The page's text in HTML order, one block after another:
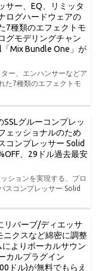
サー、EQ、リミッタ
ログハードウェアの
7種類のエフェクトモ
グモデリングチャン
Mix Bundle One」が
ー、エンハンサーなどア
た7種類のエフェクトモ
SSLグルーコンプレッ
ェッショナルのため
コンプレッサー Solid
、29ドル過去最安
ションを実現する、プロ
スコンプレッサー Solid
リバーブ/ディエッサ
クスなど綿密に調整
よりボーカルサウン
カルプラグイン
ドル)が無料でもらえ